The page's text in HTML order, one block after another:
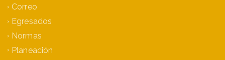
Correo
Egresados
Normas
Planeación